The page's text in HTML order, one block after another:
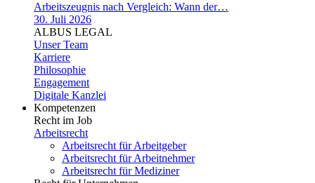
Arbeitszeugnis nach Vergleich: Wann der…
30. Juli 2026
ALBUS LEGAL
Unser Team
Karriere
Philosophie
Engagement
Digitale Kanzlei
Kompetenzen
Recht im Job
Arbeitsrecht
Arbeitsrecht für Arbeitgeber
Arbeitsrecht für Arbeitnehmer
Arbeitsrecht für Mediziner